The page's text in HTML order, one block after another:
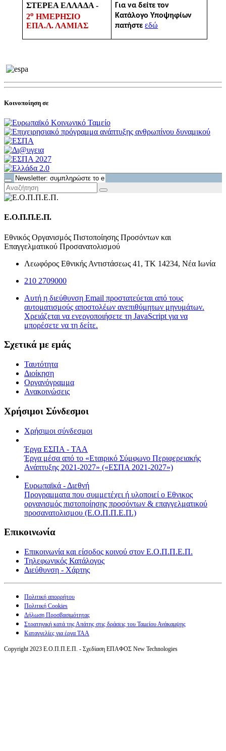
ΣΤΕΡΕΑ ΕΛΛΑΔΑ -
2ο ΗΜΕΡΗΣΙΟ
ΕΠΑ.Λ. ΛΑΜΙΑΣ
Για να δείτε τον
Κατάλογο Υποψηφίων
πατήστεεδώ
Κοινοποίηση σε
Ε.Ο.Π.Π.Ε.Π.
Εθνικός Οργανισμός Πιστοποίησης Προσόντων και
Επαγγελματικού Προσανατολισμού
Λεωφόρος Εθνικής Αντιστάσεως 41, ΤΚ 14234, Νέα Ιωνία
210 2709000
Αυτή η διεύθυνση Email προστατεύεται από τους
αυτοματισμούς αποστολέων ανεπιθύμητων μηνυμάτων.
Χρειάζεται να ενεργοποιήσετε τη JavaScript για να
μπορέσετε να τη δείτε.
Σχετικά με εμάς
Ταυτότητα
Διοίκηση
Οργανόγραμμα
Ανακοινώσεις
Χρήσιμοι Σύνδεσμοι
Χρήσιμοι σύνδεσμοι
Έργα ΕΣΠΑ - ΤΑΑ
Έργα μέσα από το «Εταιρικό Σύμφωνο Περιφερειακής
Ανάπτυξης 2021-2027» («ΕΣΠΑ 2021-2027»)
Ευρωπαϊκά - Διεθνή
Προγραμματα που συμμετέχει ή υλοποιεί ο Εθνικος
οργανισμός πιστοποίησης προσόντων & επαγγελματικού
προσανατολισμου (Ε.Ο.Π.Π.Ε.Π.)
Επικοινωνία
Επικοινωνία και είσοδος κοινού στον Ε.Ο.Π.Π.Ε.Π.
Τηλεφωνικός Κατάλογος
Διεύθυνση - Χάρτης
Πολιτική απορρήτου
Πολιτική Cookies
Δήλωση Προσβασιμότητας
Στρατηγική κατά της Απάτης στις δράσεις του Ταμείου Ανάκαμψης
Καταγγελίες για έργα ΤΑΑ
Copyright 2023 Ε.Ο.Π.Π.Ε.Π. - Σχεδίαση ΕΠΑΦΟΣ New Technologies